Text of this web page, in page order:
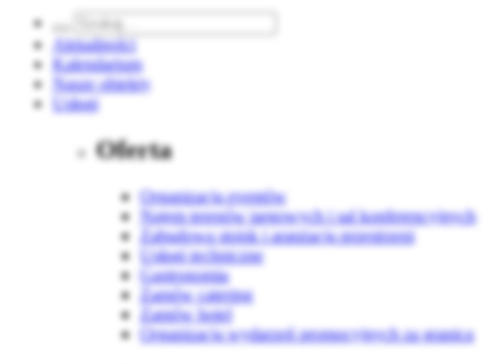
Aktualności
Kalendarium
Nasze obiekty
Usługi
Oferta
Organizacja eventów
Najem terenów targowych i sal konferencyjnych
Zabudowa stoisk i aranżacja przestrzeni
Usługi techniczne
Gastronomia
Zamów catering
Zamów hotel
Organizacja wydarzeń promocyjnych za granicą